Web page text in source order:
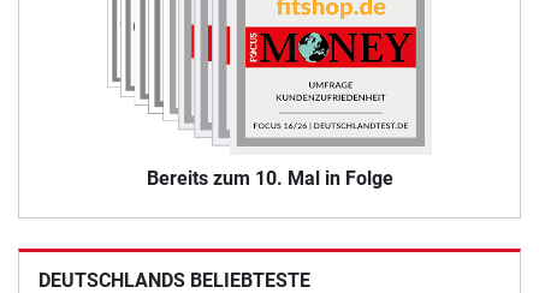
Bereits zum 10. Mal in Folge
DEUTSCHLANDS BELIEBTESTE